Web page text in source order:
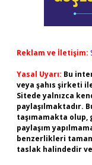
Reklam ve İletişim:
Yasal Uyarı: Bu
veya şahıs şirketi
Sitede yalnızca
paylaşılmaktadır.
taşımamakta olup,
paylaşım
benzerlikleri
taslak halindedir